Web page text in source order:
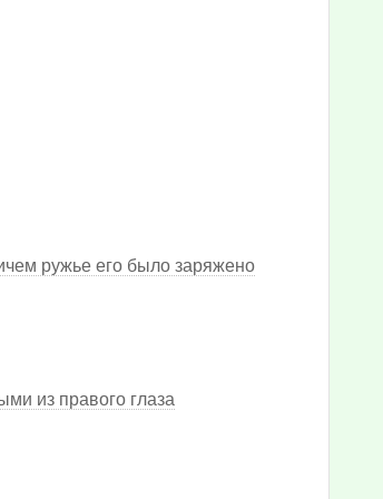
ружье его было заряжено
из правого глаза